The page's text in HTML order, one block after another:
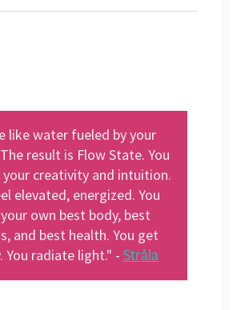
like water fueled by your
result is Flow State. You
creativity and intuition.
elevated, energized. You
own best body, best
and best health. You get
You radiate light." - Stråla